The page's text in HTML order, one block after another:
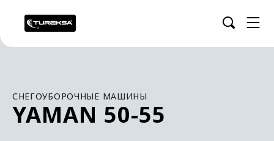
СНЕГОУБОРОЧНЫЕ МАШИНЫ
YAMAN 50-55